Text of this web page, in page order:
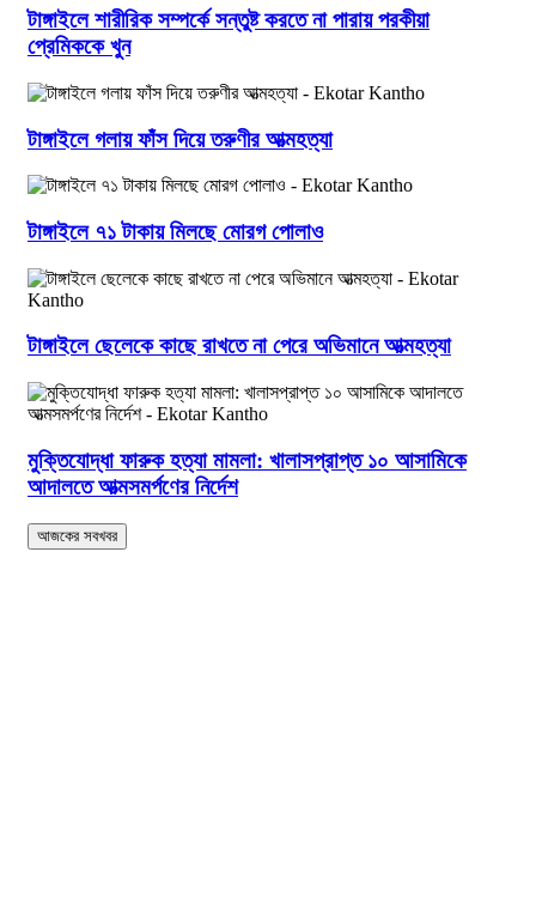
টাঙ্গাইলে শারীরিক সম্পর্কে সন্তুষ্ট করতে না পারায় পরকীয়া
প্রেমিককে খুন
টাঙ্গাইলে গলায় ফাঁস দিয়ে তরুণীর আত্মহত্যা
টাঙ্গাইলে ৭১ টাকায় মিলছে মোরগ পোলাও
টাঙ্গাইলে ছেলেকে কাছে রাখতে না পেরে অভিমানে আত্মহত্যা
মুক্তিযোদ্ধা ফারুক হত্যা মামলা: খালাসপ্রাপ্ত ১০ আসামিকে
আদালতে আত্মসমর্পণের নির্দেশ